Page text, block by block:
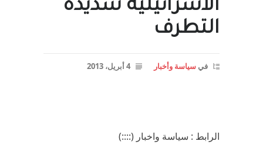
الاسرائيلية شديدة
التطرف
في سياسة وأخبار 4 أبريل، 2013
الرابط : سياسة واخبار (::::)